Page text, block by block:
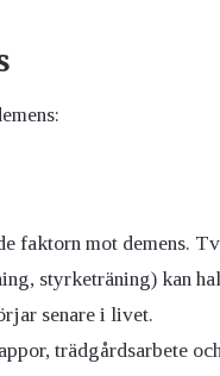
faktorn mot demens.
styrketräning) kan
senare i livet.
trädgårdsarbete